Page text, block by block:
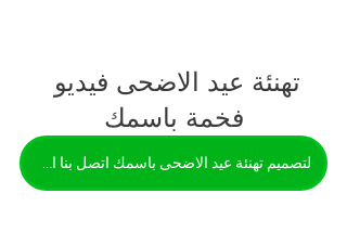
تهنئة عيد الاضحى فيديو
فخمة باسمك
لتصميم تهنئة عيد الاضحى باسمك اتصل بنا الآن